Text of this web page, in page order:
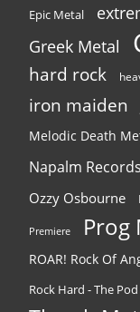
Epic Metal
Greek Metal
hard rock
iron maiden
Melodic Death
Napalm Records
Ozzy Osbourne
Premiere Prog
ROAR! Rock Of
Rock Hard - The Pod